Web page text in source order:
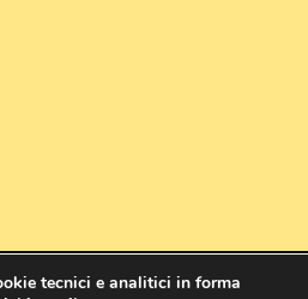
tecnici e analitici in forma